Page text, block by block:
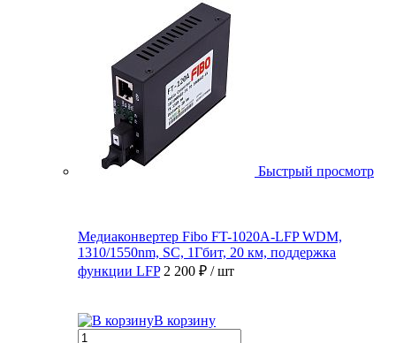
Быстрый просмотр
Медиаконвертер Fibo FT-1020A-LFP WDM,
1310/1550nm, SC, 1Гбит, 20 км, поддержка
функции LFP 2 200 ₽ / шт
В корзину